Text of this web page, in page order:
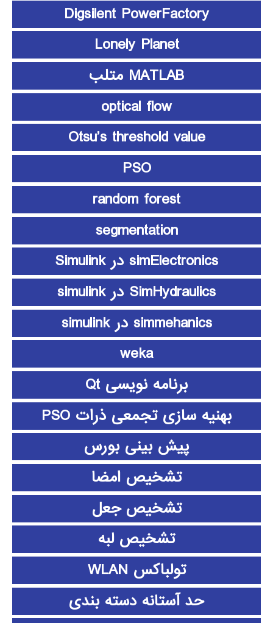
Digsilent PowerFactory
Lonely Planet
MATLAB متلب
optical flow
Otsu’s threshold value
PSO
random forest
segmentation
simElectronics در Simulink
SimHydraulics در simulink
simmehanics در simulink
weka
برنامه نویسی Qt
بهنیه سازی تجمعی ذرات PSO
پیش بینی بورس
تشخیص امضا
تشخیص جعل
تشخیص لبه
تولباکس WLAN
حد آستانه دسته بندی